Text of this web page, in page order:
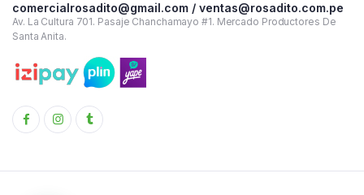
comercialrosadito@gmail.com / ventas@rosadito.com.pe
Av. La Cultura 701. Pasaje Chanchamayo #1. Mercado Productores De
Santa Anita.